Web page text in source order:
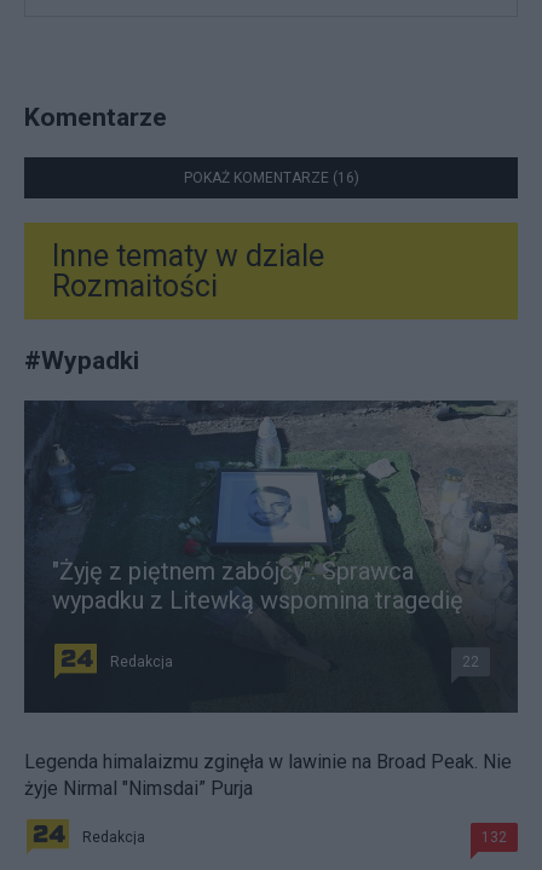
Komentarze
POKAŻ KOMENTARZE (16)
Inne tematy w dziale
Rozmaitości
#Wypadki
"Żyję z piętnem zabójcy". Sprawca
wypadku z Litewką wspomina tragedię
Redakcja 22
Legenda himalaizmu zginęła w lawinie na Broad Peak. Nie
żyje Nirmal "Nimsdai” Purja
Redakcja 132